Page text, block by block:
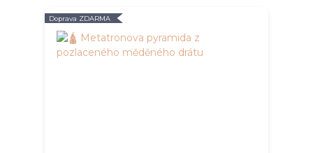
Doprava ZDARMA